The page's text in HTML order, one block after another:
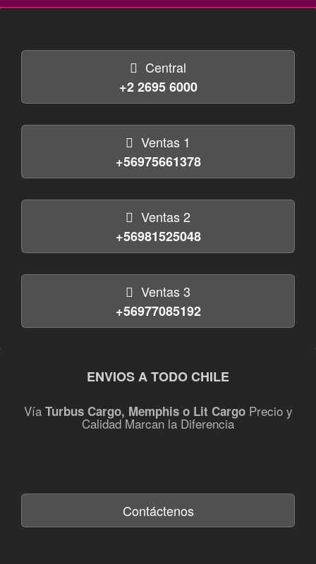
Central
+2 2695 6000
Ventas 1
+56975661378
Ventas 2
+56981525048
Ventas 3
+56977085192
ENVIOS A TODO CHILE
Vía Turbus Cargo, Memphis o Lit CargoPrecio y
Calidad Marcan la Diferencia
Contáctenos